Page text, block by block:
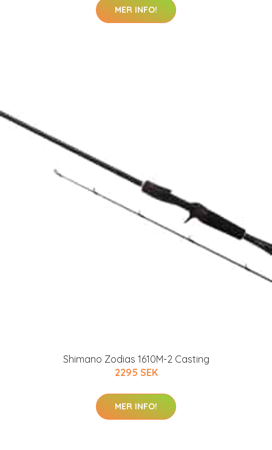
MER INFO!
Shimano Zodias 1610M-2 Casting
2295 SEK
MER INFO!